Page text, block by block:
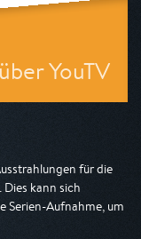
YouTV
für die
kann sich
Serien-Aufnahme, um